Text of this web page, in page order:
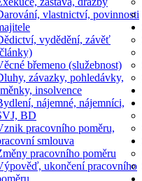
vlastnictví, povinnosti
vydědění, závěť
břemeno (služebnost)
závazky, pohledávky,
insolvence
nájemné, nájemníci,
BD
pracovního poměru,
smlouva
pracovního poměru
ukončení pracovního